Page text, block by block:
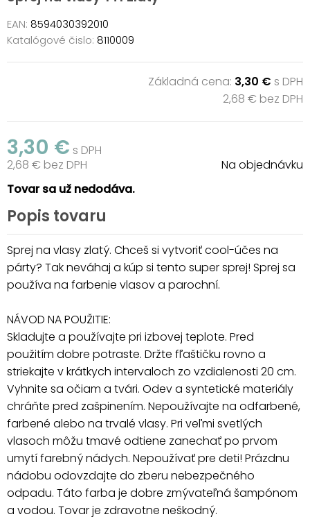
EAN: 8594030392010
Katalógové čislo: 8110009
Základná cena: 3,30 € s DPH
2,68 € bez DPH
3,30 € s DPH
2,68 € bez DPH
Na objednávku
Tovar sa už nedodáva.
Popis tovaru
Sprej na vlasy zlatý. Chceš si vytvoriť cool-účes na
párty? Tak neváhaj a kúp si tento super sprej! Sprej sa
používa na farbenie vlasov a parochní.
NÁVOD NA POUŽITIE:
Skladujte a používajte pri izbovej teplote. Pred
použitím dobre potraste. Držte fľaštičku rovno a
striekajte v krátkych intervaloch zo vzdialenosti 20 cm.
Vyhnite sa očiam a tvári. Odev a syntetické materiály
chráňte pred zašpinením. Nepoužívajte na odfarbené,
farbené alebo na trvalé vlasy. Pri veľmi svetlých
vlasoch môžu tmavé odtiene zanechať po prvom
umytí farebný nádych. Nepoužívať pre deti! Prázdnu
nádobu odovzdajte do zberu nebezpečného
odpadu. Táto farba je dobre zmývateľná šampónom
a vodou. Tovar je zdravotne neškodný.